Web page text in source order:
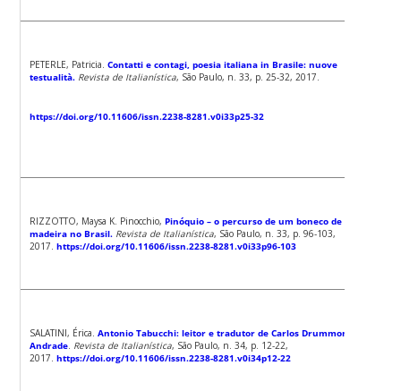
PETERLE, Patricia.Contatti e contagi, poesia italiana in Brasile: nuove
testualità. Revista de Italianística, São Paulo, n. 33, p. 25-32, 2017.
https://doi.org/10.11606/issn.2238-8281.v0i33p25-32
RIZZOTTO, Maysa K. Pinocchio,Pinóquio – o percurso de um boneco de
madeira no Brasil. Revista de Italianística, São Paulo, n. 33, p. 96-103,
2017.https://doi.org/10.11606/issn.2238-8281.v0i33p96-103
SALATINI, Érica.Antonio Tabucchi: leitor e tradutor de Carlos Drummond de
Andrade Revista de Italianística, São Paulo, n. 34, p. 12-22,
2017.https://doi.org/10.11606/issn.2238-8281.v0i34p12-22